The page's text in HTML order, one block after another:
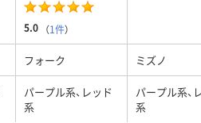
5.0 （1件）
フォーク ミズノ
パープル系、レッド
系
パープル系、
系